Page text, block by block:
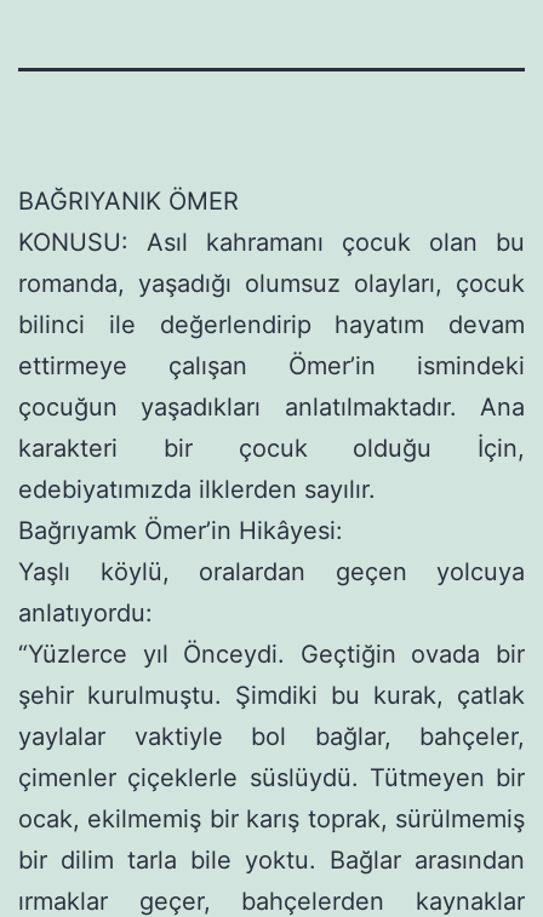
BAĞRIYANIK ÖMER
KONUSU: Asıl kahramanı çocuk olan bu
romanda, yaşadığı olumsuz olayları, çocuk
bilinci ile değerlendirip hayatım devam
ettirmeye çalışan Ömer’in ismindeki
çocuğun yaşadıkları anlatıl­maktadır. Ana
karakteri bir çocuk olduğu İçin,
edebiyatımızda ilklerden sayılır.
Bağrıyamk Ömer’in Hikâyesi:
Yaşlı köylü, oralardan geçen yolcuya
anlatıyordu:
“Yüzlerce yıl Önceydi. Geçtiğin ovada bir
şehir kurulmuştu. Şim­diki bu kurak, çatlak
yaylalar vaktiyle bol bağlar, bahçeler,
çimenler çiçeklerle süslüydü. Tütmeyen bir
ocak, ekilmemiş bir karış toprak, sü­rülmemiş
bir dilim tarla bile yoktu. Bağlar arasından
ırmaklar geçer, bahçelerden kaynaklar